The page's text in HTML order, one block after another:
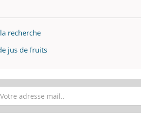
recherche
jus de fruits